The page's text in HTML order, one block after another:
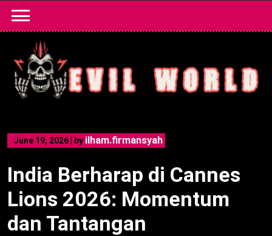
content
June 19, 2026 by ilham.firmansyah
India Berharap di Cannes
Lions 2026: Momentum
dan Tantangan